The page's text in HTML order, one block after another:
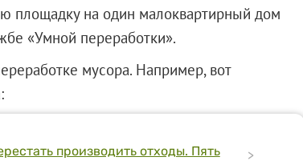
площадку на один малоквартирный дом
«Умной переработки».
мусора. Например, вот
производить отходы. Пять
>